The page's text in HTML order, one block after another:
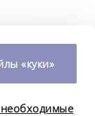
«куки»